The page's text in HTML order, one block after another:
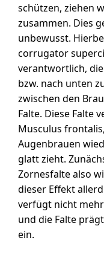
schützen, ziehen
zusammen. Dies
unbewusst.
corrugator
verantwortlich,
bzw. nach unten
zwischen den
Falte. Diese Falte
Musculus
Augenbrauen
glatt zieht.
Zornesfalte also
dieser Effekt
verfügt nicht
und die Falte
ein.